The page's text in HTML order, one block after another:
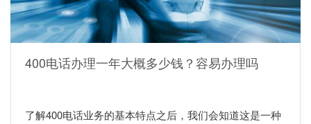
400电话办理一年大概多少钱？容易办理吗
了解400电话业务的基本特点之后，我们会知道这是一种